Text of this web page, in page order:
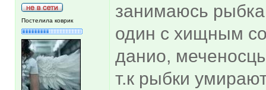
Постелила коврик
занимаюсь
один с хищным
данио,
т.к рыбки